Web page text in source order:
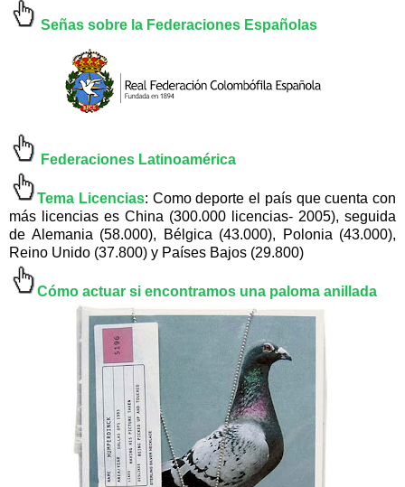
Señas sobre la Federaciones Españolas
Federaciones Latinoamérica
Tema Licencias: Como deporte el país que cuenta con
más
licencias es China (300.000 licencias- 2005), seguida
de Alemania (58.000), Bélgica (43.000), Polonia (43.000),
Reino Unido (37.800) y Países Bajos (29.800)
Cómo actuar si encontramos una paloma anillada